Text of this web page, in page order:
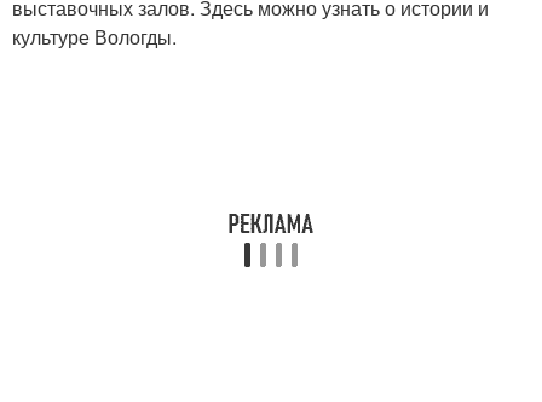
выставочных залов. Здесь можно узнать о истории и
культуре Вологды.